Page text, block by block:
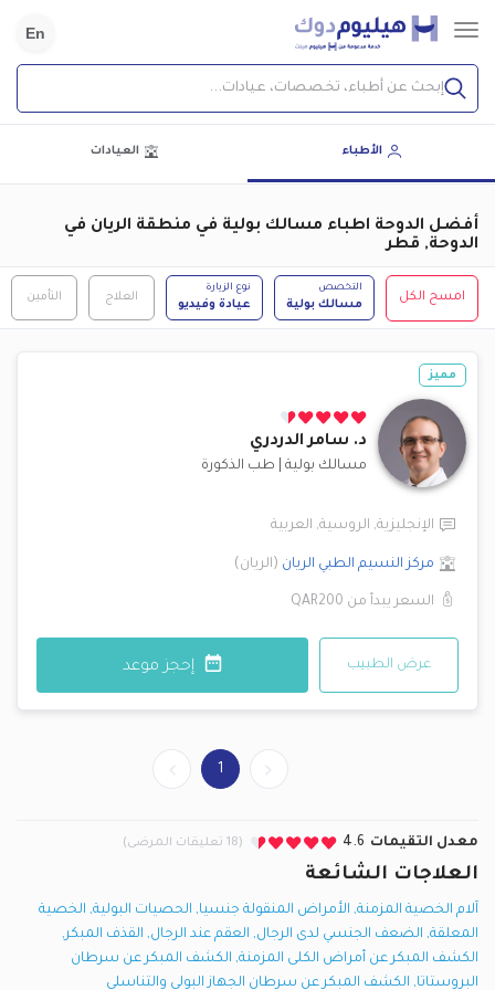
En
إبحث عن أطباء، تخصصات، عيادات...
الأطباء العيادات
أفضل الدوحة اطباء مسالك بولية في منطقة الريان في
الدوحة, قطر
امسح الكل
التخصص
مسالك بولية
نوع الزيارة
عيادة وفيديو
العلاج التأمين
مميز
د. سامر الدردري
مسالك بولية طب الذكورة
الإنجليزية, الروسية, العربية
مركز النسيم الطبي الريان (الريان)
السعر يبدأ من QAR200
عرض الطبيب إحجز موعد
1
معدل التقيمات 4.6 (18 تعليقات المرضى)
العلاجات الشائعة
آلام الخصية المزمنة, الأمراض المنقولة جنسيا, الحصيات البولية, الخصية
المعلقة, الضعف الجنسي لدى الرجال, العقم عند الرجال, القذف المبكر,
الكشف المبكر عن أمراض الكلى المزمنة, الكشف المبكر عن سرطان
البروستاتا, الكشف المبكر عن سرطان الجهاز البولي والتناسلي